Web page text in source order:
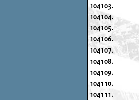
104103.
104104.
104105.
104106.
104107.
104108.
104109.
104110.
104111.